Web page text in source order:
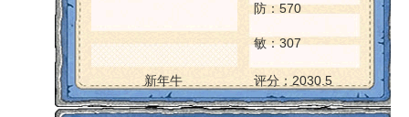
防：570
敏：307
新年牛 评分：2030.5